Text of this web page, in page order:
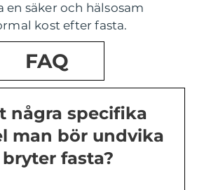
en säker och hälsosam
kost efter fasta.
FAQ
några specifika
man bör undvika
fasta?